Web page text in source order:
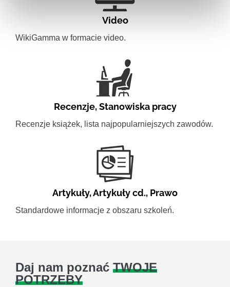
Video
WikiGamma w formacie video.
Recenzje,Stanowiska pracy
Recenzje książek, lista najpopularniejszych zawodów.
Artykuły,Artykuły cd., Prawo
Standardowe informacje z obszaru szkoleń.
Daj nam poznać TWOJE
POTRZEBY